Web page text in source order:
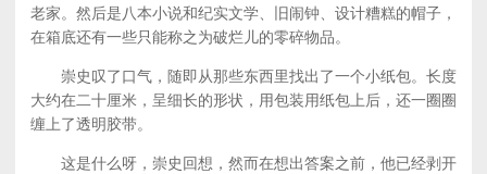
老家。然后是八本小说和纪实文学、旧闹钟、设计糟糕的帽子，
在箱底还有一些只能称之为破烂儿的零碎物品。
崇史叹了口气，随即从那些东西里找出了一个小纸包。长度
大约在二十厘米，呈细长的形状，用包装用纸包上后，还一圈圈
缠上了透明胶带。
这是什么呀，崇史回想，然而在想出答案之前，他已经剥开